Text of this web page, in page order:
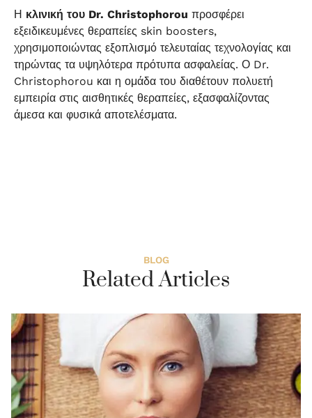
Η κλινική του Dr. Christophorou προσφέρει
εξειδικευμένες θεραπείες skin boosters,
χρησιμοποιώντας εξοπλισμό τελευταίας τεχνολογίας και
τηρώντας τα υψηλότερα πρότυπα ασφαλείας. Ο Dr.
Christophorou και η ομάδα του διαθέτουν πολυετή
εμπειρία στις αισθητικές θεραπείες, εξασφαλίζοντας
άμεσα και φυσικά αποτελέσματα.
BLOG
Related Articles